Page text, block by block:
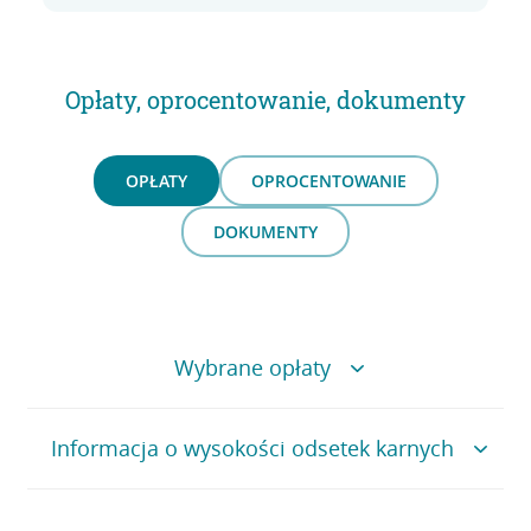
Opłaty, oprocentowanie, dokumenty
OPŁATY OPROCENTOWANIE
DOKUMENTY
Wybrane opłaty
Tabela wybranych opłat i prowizji
Informacja o wysokości odsetek karnych